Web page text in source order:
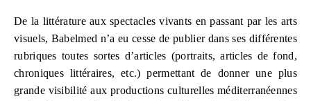
De la littérature aux spectacles vivants en passant par les arts
visuels, Babelmed n’a eu cesse de publier dans ses différentes
rubriques toutes sortes d’articles (portraits, articles de fond,
chroniques littéraires, etc.) permettant de donner une plus
grande visibilité aux productions culturelles méditerranéennes